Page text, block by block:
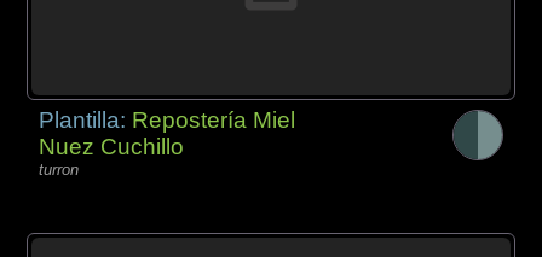
Plantilla: Repostería Miel
Nuez Cuchillo
turron